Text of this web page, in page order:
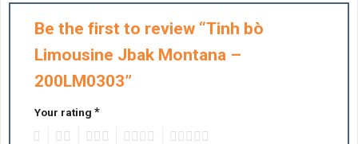
Be the first to review “Tinh bò
Limousine Jbak Montana –
200LM0303”
Your rating *